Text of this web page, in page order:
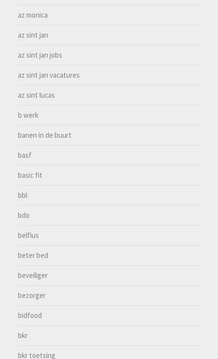
az monica
az sint jan
az sint jan jobs
az sint jan vacatures
az sint lucas
b werk
banen in de buurt
basf
basic fit
bbl
bdo
belfius
beter bed
beveiliger
bezorger
bidfood
bkr
bkr toetsing